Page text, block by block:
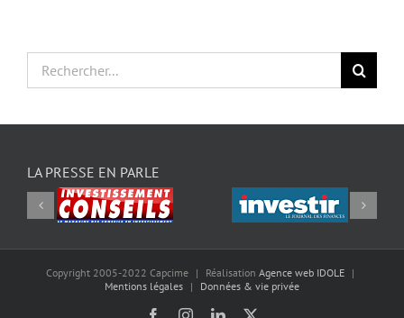
LA PRESSE EN PARLE
Copyright 2005-2022 Capcime | Réalisation Agence web IDOLE
|
Mentions légales | Données & vie privée
FacebookInstagramLinkedIn